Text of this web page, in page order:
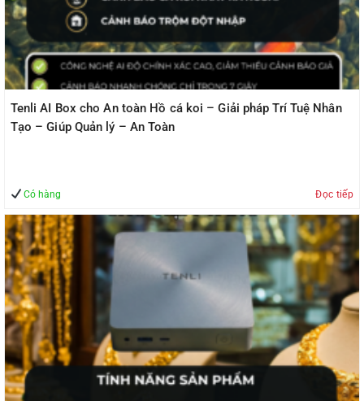
Tenli AI Box cho An toàn Hồ cá koi – Giải pháp Trí Tuệ Nhân
Tạo – Giúp Quản lý – An Toàn
Có hàng Đọc tiếp